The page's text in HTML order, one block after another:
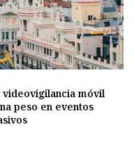
videovigilancia móvil
peso en eventos